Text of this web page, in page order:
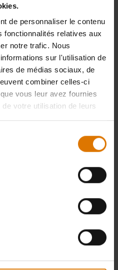
de personnaliser le contenu
fonctionnalités relatives aux
notre trafic. Nous
sur l'utilisation de
de médias sociaux, de
combiner celles-ci
vous leur avez fournies
votre utilisation de leurs